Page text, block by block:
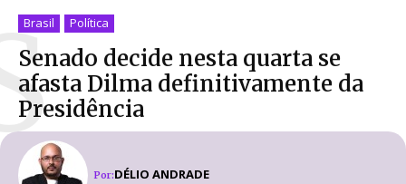
Brasil Política
Senado decide nesta quarta se
afasta Dilma definitivamente da
Presidência
Por:DÉLIO ANDRADE